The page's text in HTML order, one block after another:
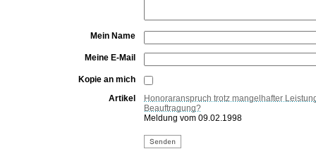
Mein Name
Meine E-Mail
Kopie an mich
Artikel
Honoraranspruch trotz mangelhafter
Beauftragung?
Meldung vom 09.02.1998